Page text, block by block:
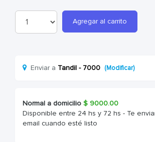
Agregar al carrito
Enviar a Tandil - 7000 (Modificar)
Normal a domicilio $ 9000.00
Disponible entre 24 hs y 72 hs - Te
email cuando esté listo